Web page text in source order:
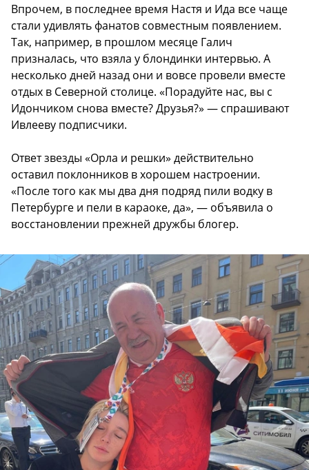
Впрочем, в последнее время Настя и Ида все чаще
стали удивлять фанатов совместным появлением.
Так, например, в прошлом месяце Галич
призналась, что взяла у блондинки интервью. А
несколько дней назад они и вовсе провели вместе
отдых в Северной столице. «Порадуйте нас, вы с
Идончиком снова вместе? Друзья?» — спрашивают
Ивлееву подписчики.
Ответ звезды «Орла и решки» действительно
оставил поклонников в хорошем настроении.
«После того как мы два дня подряд пили водку в
Петербурге и пели в караоке, да», — объявила о
восстановлении прежней дружбы блогер.